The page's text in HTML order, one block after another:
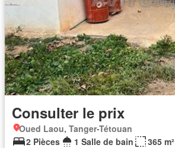
Consulter le prix
Oued Laou, Tanger-Tétouan
2 Pièces
1 Salle de bain 365 m²